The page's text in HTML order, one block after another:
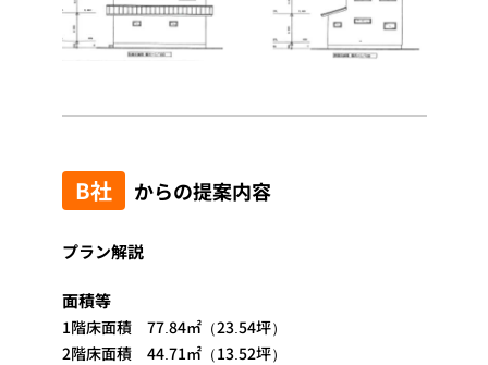
B社 からの提案内容
プラン解説
面積等
1階床面積 77.84㎡（23.54坪）
2階床面積 44.71㎡（13.52坪）